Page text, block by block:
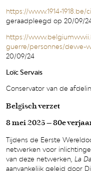
https://www.1914-
geraadpleegd op 20/09/
https://
guerre/personnes/dewe-
20/09/24
Loïc Servais
Conservator van de
Belgisch verzet
8 mei 2025 – 80e
Tijdens de Eerste
netwerken voor
van deze netwerken, La
aanvankelijk geleid door